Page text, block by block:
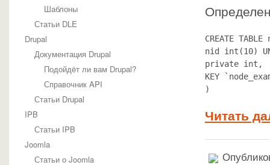
Шаблоны
Статьи DLE
Drupal
Документация Drupal
Подойдёт ли вам Drupal?
Справочник API
Статьи Drupal
IPB
Статьи IPB
Joomla
Статьи о Joomla
CREATE
nid int(10)
private int,
KEY
)
Читать